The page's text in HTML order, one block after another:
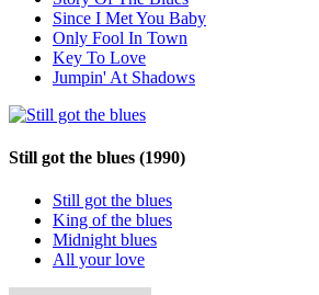
Since I Met You Baby
Only Fool In Town
Key To Love
Jumpin' At Shadows
Still got the blues (1990)
Still got the blues
King of the blues
Midnight blues
All your love